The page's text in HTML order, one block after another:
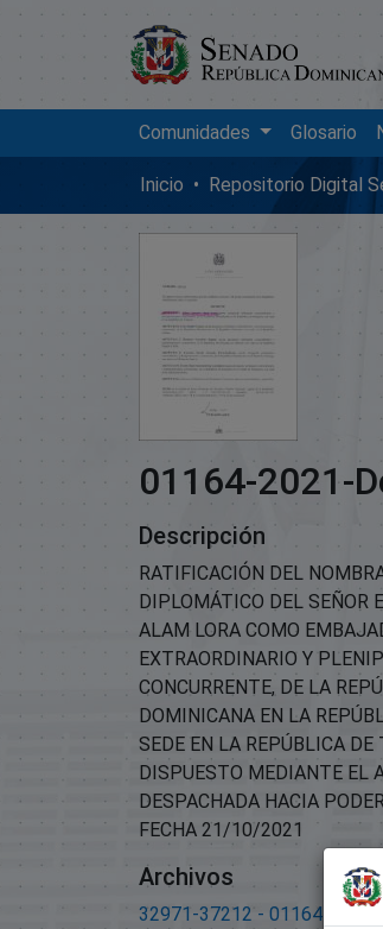
Comunidades Glosario
Inicio
01164-2021-
Descripción
RATIFICACIÓN DEL
DIPLOMÁTICO DEL SEÑOR
ALAM LORA COMO
EXTRAORDINARIO Y
CONCURRENTE, DE LA
DOMINICANA EN LA
SEDE EN LA REPÚBLICA DE
DISPUESTO MEDIANTE EL
DESPACHADA HACIA
FECHA 21/10/2021
Archivos
32971-37212 - 01164-2021-